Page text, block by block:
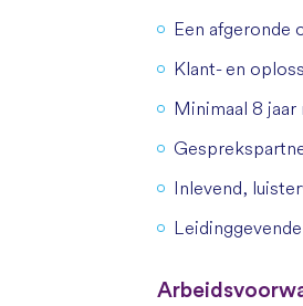
Een afgeronde
Klant- en
Minimaal 8
Inlevend,